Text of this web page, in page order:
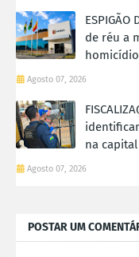
ESPIGÃO
de réu a
Agosto 07, 2026
na
Agosto 07, 2026
POSTAR UM